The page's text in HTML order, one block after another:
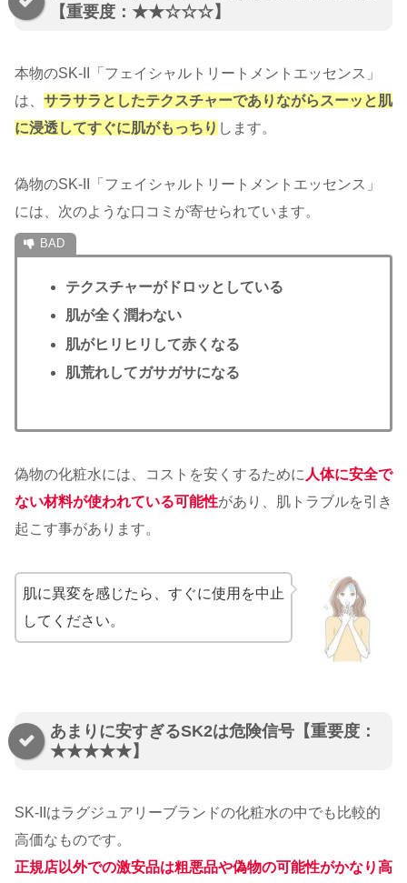
【重要度：★★☆☆☆】
本物のSK-II「フェイシャルトリートメントエッセンス」
は、 サラサラとしたテクスチャーでありながらスーッと肌
に浸透してすぐに肌がもっちり します。
偽物のSK-II「フェイシャルトリートメントエッセンス」
には、次のような口コミが寄せられています。
テクスチャーがドロッとしている
肌が全く潤わない
肌がヒリヒリして赤くなる
肌荒れしてガサガサになる
偽物の化粧水には、コストを安くするために 人体に安全で
ない材料が使われている可能性があり、肌トラブルを引き
起こす事があります。
肌に異変を感じたら、すぐに使用を中止
してください。
あまりに安すぎるSK2は危険信号【重要度：
★★★★★】
SK-IIはラグジュアリーブランドの化粧水の中でも比較的
高価なものです。
正規店以外での激安品は粗悪品や偽物の可能性がかなり高